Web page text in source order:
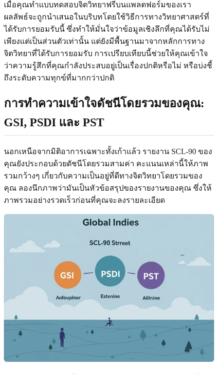
เมื่อคุณทำแบบทดสอบจิตวิทยาฟรีบนแพลตฟอร์มของเรา
ผลลัพธ์จะถูกนำเสนอในบริบทโดยใช้วิธีการทางวิทยาศาสตร์ที่
ได้รับการยอมรับนี้ ซึ่งทำให้มั่นใจว่าข้อมูลเชิงลึกที่คุณได้รับไม่
เพียงแต่เป็นส่วนตัวเท่านั้น แต่ยังมีพื้นฐานมาจากหลักการทาง
จิตวิทยาที่ได้รับการยอมรับ การเปรียบเทียบนี้ช่วยให้คุณเข้าใจ
ว่าความรู้สึกที่คุณกำลังประสบอยู่เป็นเรื่องปกติหรือไม่ หรือบ่งชี้
ถึงระดับความทุกข์ที่มากกว่าปกติ
การทำความเข้าใจดัชนีโดยรวมของคุณ:
GSI, PSDI และ PST
นอกเหนือจากมิติอาการเฉพาะทั้งเก้าแล้ว รายงาน SCL-90 ของ
คุณยังประกอบด้วยดัชนีโดยรวมสามค่า คะแนนเหล่านี้ให้ภาพ
รวมกว้างๆ เกี่ยวกับความเป็นอยู่ที่ดีทางจิตวิทยาโดยรวมของ
คุณ ลองนึกภาพว่ามันเป็นหัวข้อสรุปของรายงานของคุณ ซึ่งให้
ภาพรวมอย่างรวดเร็วก่อนที่คุณจะลงรายละเอียด